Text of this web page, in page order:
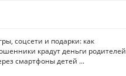
соцсети и подарки: как
крадут деньги родителей
смартфоны детей ...